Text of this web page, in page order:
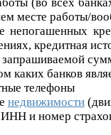
месте работы/
непогашенных
кредитная
каких банков
телефоны
недвижимости
и номер